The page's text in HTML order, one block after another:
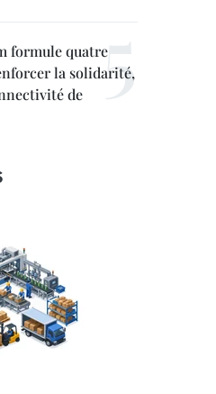
formule quatre
la solidarité,
de